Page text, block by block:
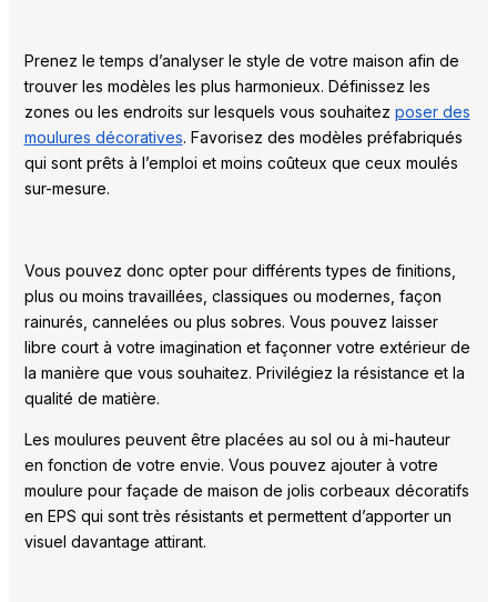
Prenez le temps d’analyser le style de votre maison afin de
trouver les modèles les plus harmonieux. Définissez les
zones ou les endroits sur lesquels vous souhaitez poser des
moulures décoratives. Favorisez des modèles préfabriqués
qui sont prêts à l’emploi et moins coûteux que ceux moulés
sur-mesure.
Vous pouvez donc opter pour différents types de finitions,
plus ou moins travaillées, classiques ou modernes, façon
rainurés, cannelées ou plus sobres. Vous pouvez laisser
libre court à votre imagination et façonner votre extérieur de
la manière que vous souhaitez. Privilégiez la résistance et la
qualité de matière.
Les moulures peuvent être placées au sol ou à mi-hauteur
en fonction de votre envie. Vous pouvez ajouter à votre
moulure pour façade de maison de jolis corbeaux décoratifs
en EPS qui sont très résistants et permettent d’apporter un
visuel davantage attirant.